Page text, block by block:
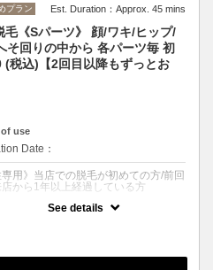
！初回ご来店から90日以内の再来ご予
目も¥4900に！
毛機は肌へのダメージを最小限に抑
、太毛～うぶ毛、白髪にも効果抜群
方式を採用◎
ビングが必要な場合は、オプション
お願いいたします。
プラン Est. Duration：Approx. 45 mins
毛《Sパーツ》 顔/ワキ/ヒップ/
そ回りの中から 各パーツ毎 初
税込)【2回目以降もずっとお
of use
Date：
専用》当店での脱毛が初めての方/前回
から1年以上経過している方
やブライダルフォトなど、大事なご予
See details